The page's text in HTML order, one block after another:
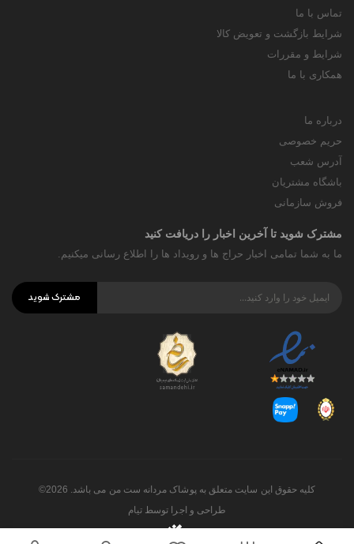
تماس با ما
شرایط بازگشت و تعویض کالا
شرایط و مقررات
همکاری با ما
درباره ما
حریم خصوصی
آدرس شعب
باشگاه مشتریان
فروش سازمانی
مشترک شوید تا آخرین اخبار را دریافت کنید
ما به شما تمامی اخبار حراج ها و رویداد ها را اطلاع رسانی میکنیم.
مشترک شوید
کلیه حقوق این سایت متعلق به پوشاک مردانه ست من می باشد. 2026©
طراحی و اجرا توسط تیام